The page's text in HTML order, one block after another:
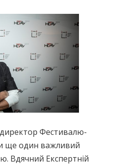
директор Фестивалю-
ще один важливий
Вдячний Експертній